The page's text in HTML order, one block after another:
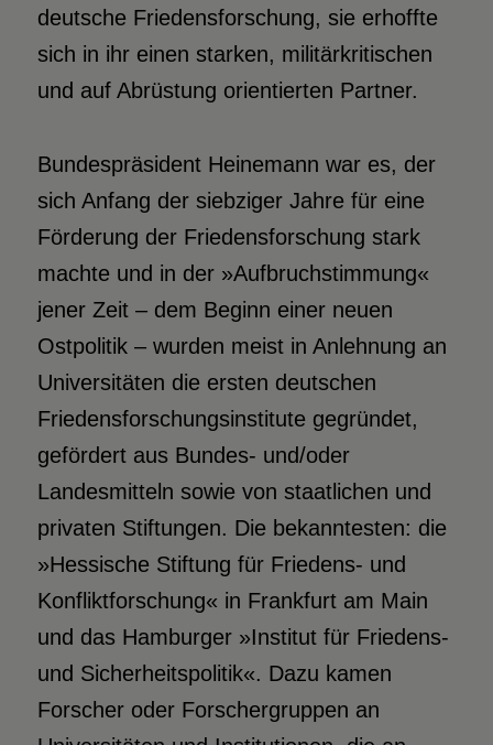
deutsche Friedensforschung, sie erhoffte
sich in ihr einen starken, militärkritischen
und auf Abrüstung orientierten Partner.
Bundespräsident Heinemann war es, der
sich Anfang der siebziger Jahre für eine
Förderung der Friedensforschung stark
machte und in der »Aufbruchstimmung«
jener Zeit – dem Beginn einer neuen
Ostpolitik – wurden meist in Anlehnung an
Universitäten die ersten deutschen
Friedensforschungsinstitute gegründet,
gefördert aus Bundes- und/oder
Landesmitteln sowie von staatlichen und
privaten Stiftungen. Die bekanntesten: die
»Hessische Stiftung für Friedens- und
Konfliktforschung« in Frankfurt am Main
und das Hamburger »Institut für Friedens-
und Sicherheitspolitik«. Dazu kamen
Forscher oder Forschergruppen an